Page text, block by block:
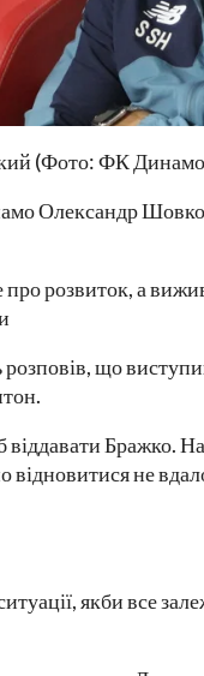
(Фото: ФК
Олександр
про розвиток, а
що
віддавати Бражко.
відновитися не
якби все